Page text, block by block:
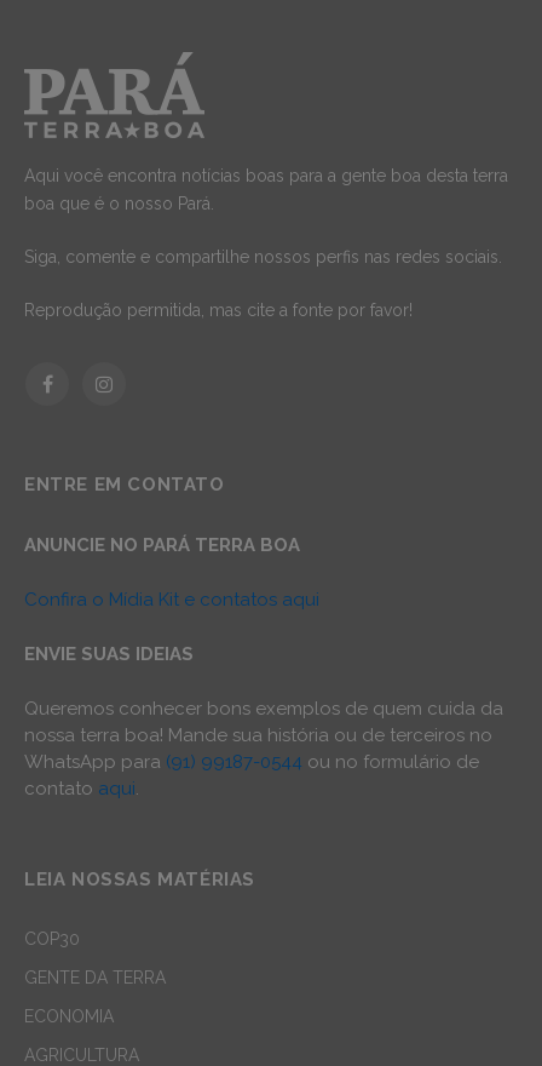
Aqui você encontra notícias boas para a gente boa desta terra
boa que é o nosso Pará.
Siga, comente e compartilhe nossos perfis nas redes sociais.
Reprodução permitida, mas cite a fonte por favor!
FacebookInstagram
ENTRE EM CONTATO
ANUNCIE NO PARÁ TERRA BOA
Confira o Mídia Kit e contatos aqui
ENVIE SUAS IDEIAS
Queremos conhecer bons exemplos de quem cuida da
nossa terra boa! Mande sua história ou de terceiros no
WhatsApp para (91) 99187-0544 ou no formulário de
contato aqui.
LEIA NOSSAS MATÉRIAS
COP30
GENTE DA TERRA
ECONOMIA
AGRICULTURA